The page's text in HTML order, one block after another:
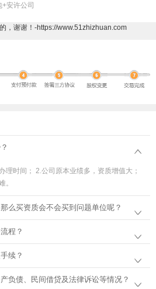
安许公司
，谢谢！-https://www.51zhizhuan.com
理时间； 2.公司原本业绩多，资质增值大；
。
么买资质会不会买到问题单位呢？
程？
续？
负债、民间借贷及法律诉讼等情况？